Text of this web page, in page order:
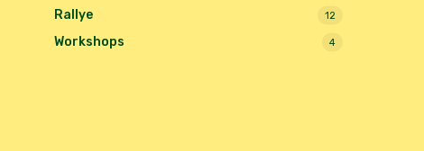
Rallye 12
Workshops 4